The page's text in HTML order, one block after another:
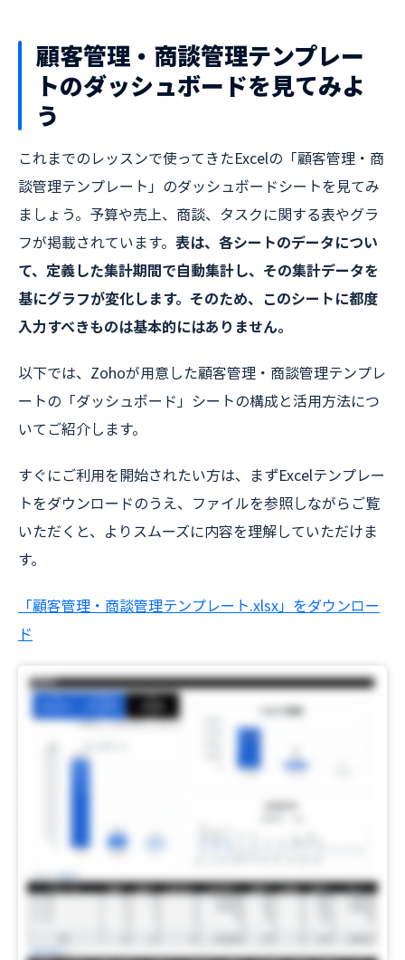
顧客管理・商談管理テンプレー
トのダッシュボードを見てみよ
う
これまでのレッスンで使ってきたExcelの「顧客管理・商
談管理テンプレート」のダッシュボードシートを見てみ
ましょう。予算や売上、商談、タスクに関する表やグラ
フが掲載されています。 表は、各シートのデータについ
て、定義した集計期間で自動集計し、その集計データを
基にグラフが変化します。そのため、このシートに都度
入力すべきものは基本的にはありません。
以下では、Zohoが用意した顧客管理・商談管理テンプレ
ートの「ダッシュボード」シートの構成と活用方法につ
いてご紹介します。
すぐにご利用を開始されたい方は、まずExcelテンプレー
トをダウンロードのうえ、ファイルを参照しながらご覧
いただくと、よりスムーズに内容を理解していただけま
す。
「顧客管理・商談管理テンプレート.xlsx」をダウンロー
ド